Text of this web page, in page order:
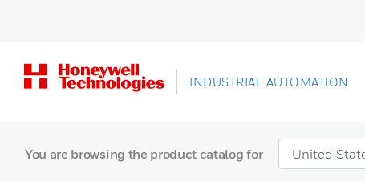
INDUSTRIAL AUTOMATION
You are browsing the product catalog for